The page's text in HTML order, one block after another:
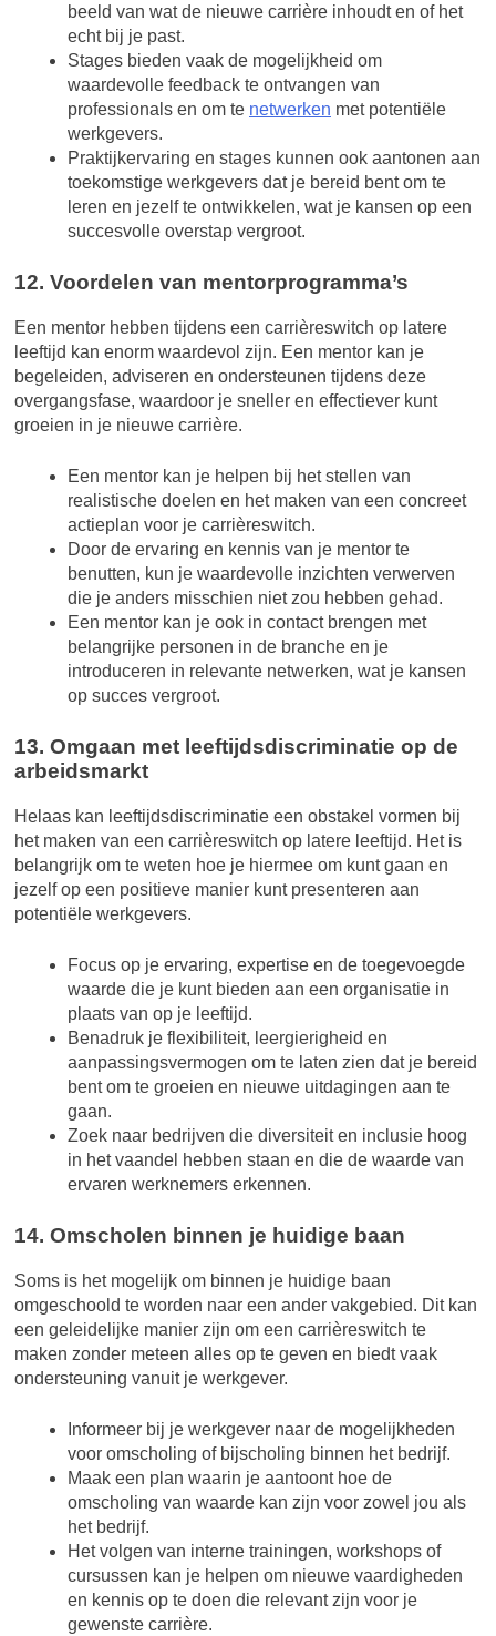
beeld van wat de nieuwe carrière inhoudt en of het
echt bij je past.
Stages bieden vaak de mogelijkheid om
waardevolle feedback te ontvangen van
professionals en om te netwerken met potentiële
werkgevers.
Praktijkervaring en stages kunnen ook aantonen aan
toekomstige werkgevers dat je bereid bent om te
leren en jezelf te ontwikkelen, wat je kansen op een
succesvolle overstap vergroot.
12. Voordelen van mentorprogramma’s
Een mentor hebben tijdens een carrièreswitch op latere
leeftijd kan enorm waardevol zijn. Een mentor kan je
begeleiden, adviseren en ondersteunen tijdens deze
overgangsfase, waardoor je sneller en effectiever kunt
groeien in je nieuwe carrière.
Een mentor kan je helpen bij het stellen van
realistische doelen en het maken van een concreet
actieplan voor je carrièreswitch.
Door de ervaring en kennis van je mentor te
benutten, kun je waardevolle inzichten verwerven
die je anders misschien niet zou hebben gehad.
Een mentor kan je ook in contact brengen met
belangrijke personen in de branche en je
introduceren in relevante netwerken, wat je kansen
op succes vergroot.
13. Omgaan met leeftijdsdiscriminatie op de
arbeidsmarkt
Helaas kan leeftijdsdiscriminatie een obstakel vormen bij
het maken van een carrièreswitch op latere leeftijd. Het is
belangrijk om te weten hoe je hiermee om kunt gaan en
jezelf op een positieve manier kunt presenteren aan
potentiële werkgevers.
Focus op je ervaring, expertise en de toegevoegde
waarde die je kunt bieden aan een organisatie in
plaats van op je leeftijd.
Benadruk je flexibiliteit, leergierigheid en
aanpassingsvermogen om te laten zien dat je bereid
bent om te groeien en nieuwe uitdagingen aan te
gaan.
Zoek naar bedrijven die diversiteit en inclusie hoog
in het vaandel hebben staan en die de waarde van
ervaren werknemers erkennen.
14. Omscholen binnen je huidige baan
Soms is het mogelijk om binnen je huidige baan
omgeschoold te worden naar een ander vakgebied. Dit kan
een geleidelijke manier zijn om een carrièreswitch te
maken zonder meteen alles op te geven en biedt vaak
ondersteuning vanuit je werkgever.
Informeer bij je werkgever naar de mogelijkheden
voor omscholing of bijscholing binnen het bedrijf.
Maak een plan waarin je aantoont hoe de
omscholing van waarde kan zijn voor zowel jou als
het bedrijf.
Het volgen van interne trainingen, workshops of
cursussen kan je helpen om nieuwe vaardigheden
en kennis op te doen die relevant zijn voor je
gewenste carrière.